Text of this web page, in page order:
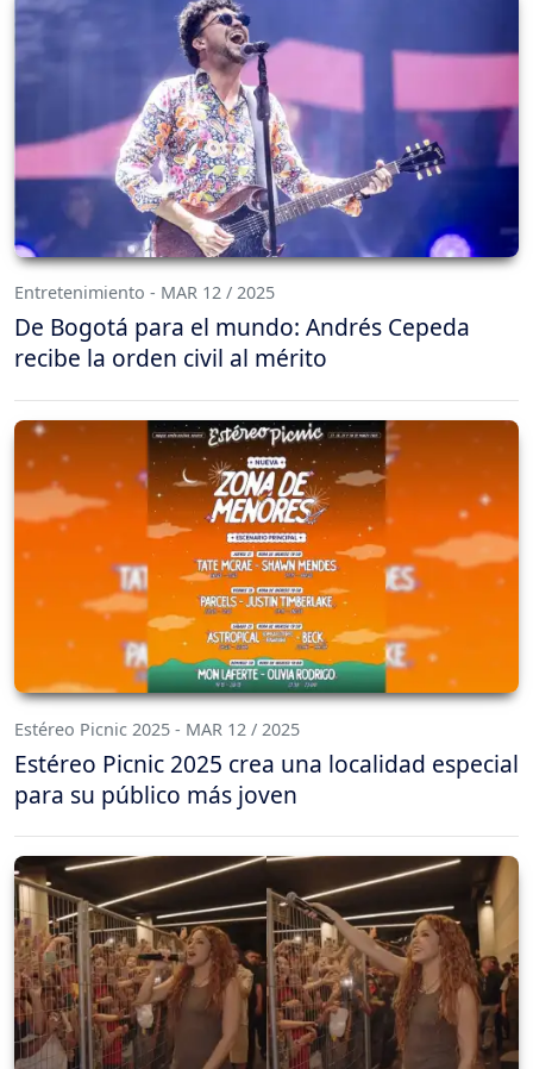
Entretenimiento - MAR 12 / 2025
De Bogotá para el mundo: Andrés Cepeda
recibe la orden civil al mérito
Estéreo Picnic 2025 - MAR 12 / 2025
Estéreo Picnic 2025 crea una localidad especial
para su público más joven